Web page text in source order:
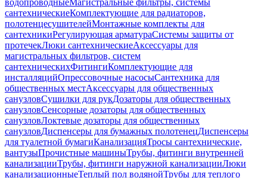
водопроводныеМагистральные фильтры, системы
сантехническиеКомплектующие для радиаторов,
полотенцесушителейМонтажные комплекты для
сантехникиРегулирующая арматураСистемы защиты от
протечекЛюки сантехническиеАксессуары для
магистральных фильтров, систем
сантехническихФитингиКомплектующие для
инсталляцийОпрессовочные насосыСантехника для
общественных местАксессуары для общественных
санузловСушилки для рукДозаторы для общественных
санузловСенсорные дозаторы для общественных
санузловЛоктевые дозаторы для общественных
санузловДиспенсеры для бумажных полотенецДиспенсеры
для туалетной бумагиКанализацияТросы сантехнические,
вантузыПрочистные машиныТрубы, фитинги внутренней
канализацииТрубы, фитинги наружной канализацииЛюки
канализационныеТеплый пол водянойТрубы для теплого